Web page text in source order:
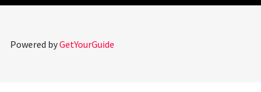
Powered byGetYourGuide